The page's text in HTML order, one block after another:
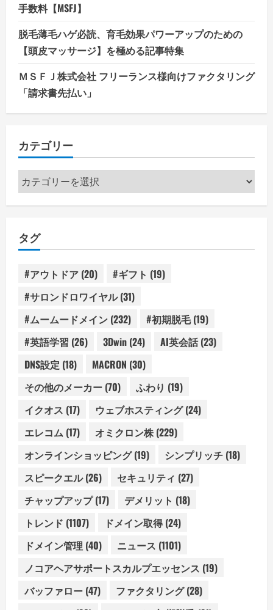
手数料【MSFJ】
脱毛薄毛ハゲ必読、育毛効果パワーアップのための
【頭皮マッサージ】を極める記事特集
ＭＳＦＪ株式会社 フリーランス様向けファクタリング
「請求書先払い」
カテゴリー
カ
テ
ー
タグ
#アウトドア (20) #ギフト (19)
#サロンドロワイヤル(31)
#ムームードメイン (232) #初期脱毛(19)
#英語学習 (26) 3Dwin (24) AI英会話(23)
DNS設定 (18) MACRON (30)
その他のメーカー (70) ふわり (19)
イクオス (17) ウェブホスティング(24)
エレコム (17) オミクロン株(229)
オンラインショッピング(19) シンプリッチ (18)
スピークエル(26) セキュリティ (27)
チャップアップ(17) デメリット (18)
トレンド (1107) ドメイン取得(24)
ドメイン管理 (40) ニュース (1101)
ノコアヘアサポートスカルプエッセンス (19)
バッファロー (47) ファクタリング(28)